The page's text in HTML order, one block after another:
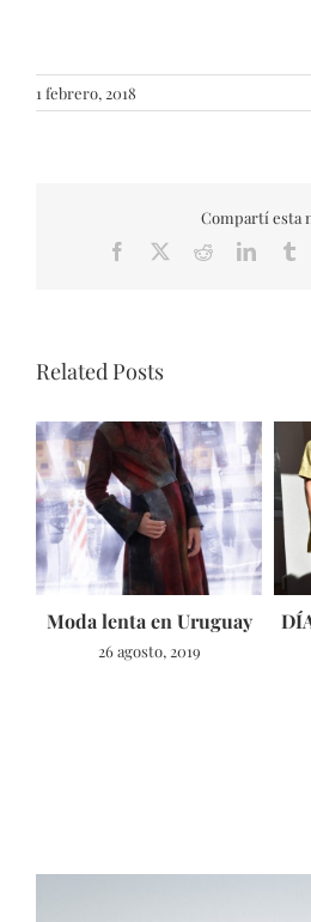
1 febrero, 2018
Compartí esta
Facebook Reddit
Related Posts
Moda lenta en Uruguay
26 agosto, 2019